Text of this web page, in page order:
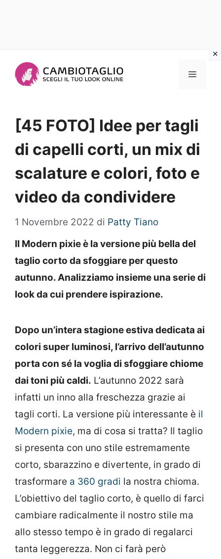
Menu
[45 FOTO] Idee per tagli
di capelli corti, un mix di
scalature e colori, foto e
video da condividere
1 Novembre 2022 di Patty Tiano
Il Modern pixie è la versione più bella del
taglio corto da sfoggiare per questo
autunno. Analizziamo insieme una serie di
look da cui prendere ispirazione.
Dopo un’intera stagione estiva dedicata ai
colori super luminosi, l’arrivo dell’autunno
porta con sé la voglia di sfoggiare chiome
dai toni più caldi. L’autunno 2022 sarà
infatti un inno alla freschezza grazie ai
tagli corti. La versione più interessante è il
Modern pixie, ma di cosa si tratta? Il taglio
si presenta con uno stile estremamente
corto, sbarazzino e divertente, in grado di
trasformare a 360 gradi la nostra chioma.
L’obiettivo del taglio corto, è quello di farci
cambiare radicalmente il nostro stile ma
allo stesso tempo è in grado di regalarci
tanta leggerezza. Non ci farà però